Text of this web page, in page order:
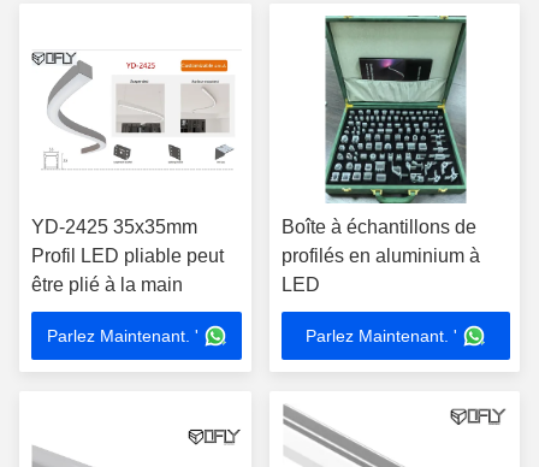
YD-2425 35x35mm
Profil LED pliable peut
être plié à la main
Parlez Maintenant. '
Boîte à échantillons de
profilés en aluminium à
LED
Parlez Maintenant. '